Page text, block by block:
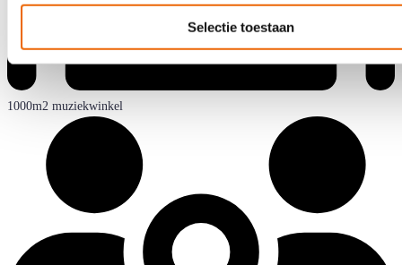
Selectie toestaan
1000m2 muziekwinkel